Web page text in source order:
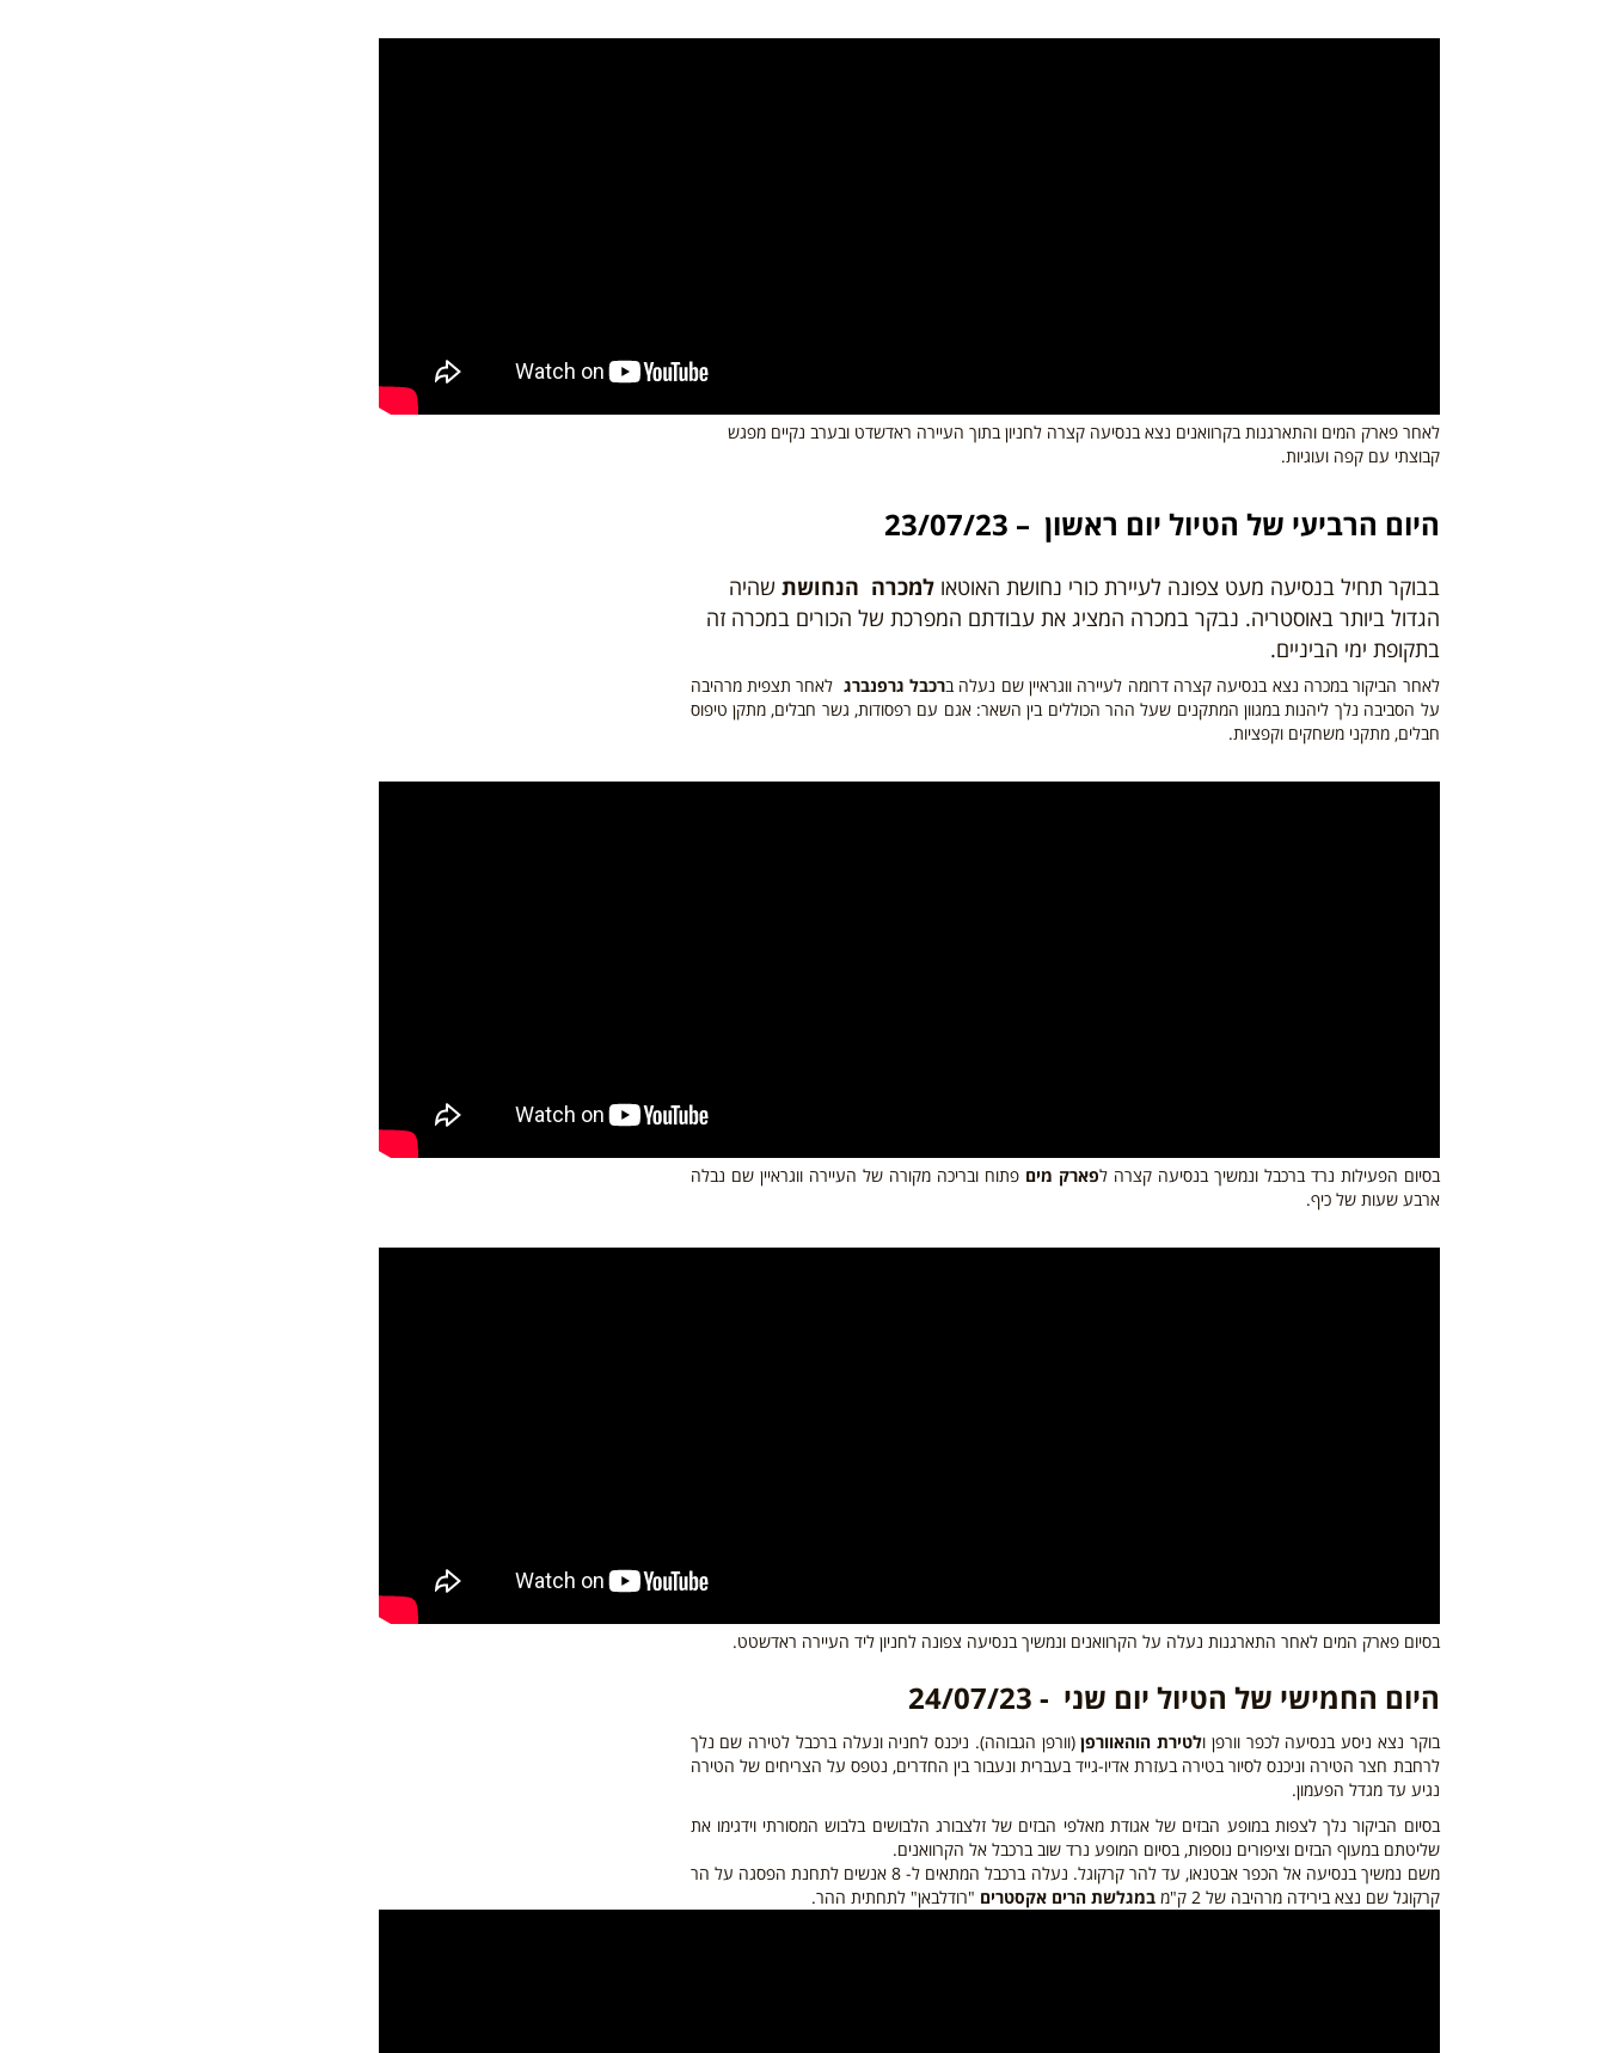
לאחר פארק המים והתארגנות בקרוואנים נצא בנסיעה קצרה לחניון בתוך העיירה ראדשדט ובערב נקיים מפגש
קבוצתי עם קפה ועוגיות.
היום הרביעי של הטיול יום ראשון – 23/07/23
בבוקר תחיל בנסיעה מעט צפונה לעיירת כורי נחושת האוטאולמכרה הנחושת שהיה
הגדול ביותר באוסטריה. נבקר במכרה המציג את עבודתם המפרכת של הכורים במכרה זה
בתקופת ימי הביניים.
לאחר הביקור במכרה נצא בנסיעה קצרה דרומה לעיירה ווגראיין שם נעלה ברכבל גרפנברג לאחר תצפית מרהיבה
על הסביבה נלך ליהנות במגוון המתקנים שעל ההר הכוללים בין השאר: אגם עם רפסודות, גשר חבלים, מתקן טיפוס
חבלים, מתקני משחקים וקפציות.
בסיום הפעילות נרד ברכבל ונמשיך בנסיעה קצרה לפארק מים פתוח ובריכה מקורה של העיירה ווגראיין שם נבלה
ארבע שעות של כיף.
בסיום פארק המים לאחר התארגנות נעלה על הקרוואנים ונמשיך בנסיעה צפונה לחניון ליד העיירה ראדשטט.
היום החמישי של הטיול יום שני - 24/07/23
בוקר נצא ניסע בנסיעה לכפר וורפן ולטירת הוהאוורפן(וורפן הגבוהה). ניכנס לחניה ונעלה ברכבל לטירה שם נלך
לרחבת חצר הטירה וניכנס לסיור בטירה בעזרת אדיו-גייד בעברית ונעבור בין החדרים, נטפס על הצריחים של הטירה
נגיע עד מגדל הפעמון.
בסיום הביקור נלך לצפות במופע הבזים של אגודת מאלפי הבזים של זלצבורג הלבושים בלבוש המסורתי וידגימו את
שליטתם במעוף הבזים וציפורים נוספות, בסיום המופע נרד שוב ברכבל אל הקרוואנים.
משם נמשיך בנסיעה אל הכפר אבטנאו, עד להר קרקוגל. נעלה ברכבל המתאים ל- 8 אנשים לתחנת הפסגה על הר
קרקוגל שם נצא בירידה מרהיבה של 2 ק"מ
במגלשת הרים אקסטרים "רודלבאן" לתחתית ההר.